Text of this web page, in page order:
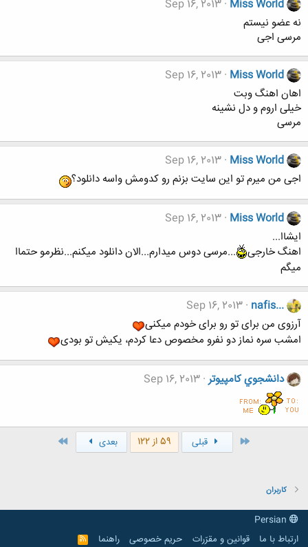
Miss World
Sep 16, 2013
نه عضو نیستم
مرسی اجی
Miss World
Sep 16, 2013
اهان اهنگ وبت
خیلی اروم و دل نشینه
مرسی
Miss World
Sep 16, 2013
اجی من میرم تو این سایت بزنم رو کدومش واسه دانلود؟
Miss World
Sep 16, 2013
ایشاا...
اهنگ خارجی
...مرسی دوس میدارم...الان دانلود میکنم...نظرمو حتماا
میگم
nafis...
Sep 16, 2013
آرزوی من برای تو رو برای خودم میکنی
امشب سره نماز دو نفرو مخصوص دعا کردم، یکیش تو بودی
دانشجوي كامپيوتر Sep 16, 2013
اول قبلی 59 از 122 بعدی
کاربران
ارتباط با ما
قوانین و مقرّرات حریم خصوصی راهنما
R